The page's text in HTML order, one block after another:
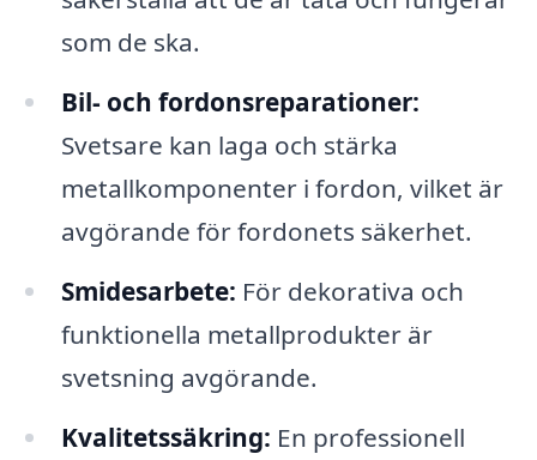
som de ska.
Bil- och fordonsreparationer:
Svetsare kan laga och stärka
metallkomponenter i fordon, vilket är
avgörande för fordonets säkerhet.
Smidesarbete: För dekorativa och
funktionella metallprodukter är
svetsning avgörande.
Kvalitetssäkring: En professionell